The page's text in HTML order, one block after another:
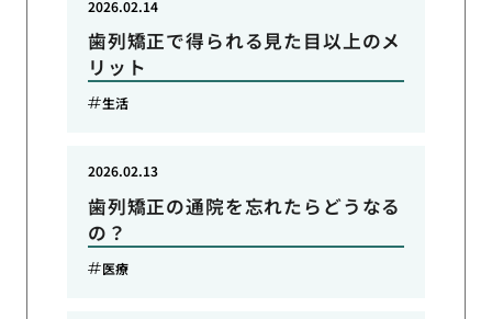
歯列矯正で得られる見た目以上のメ
リット
2026.02.14
生活
歯列矯正の通院を忘れたらどうなる
の？
2026.02.13
医療